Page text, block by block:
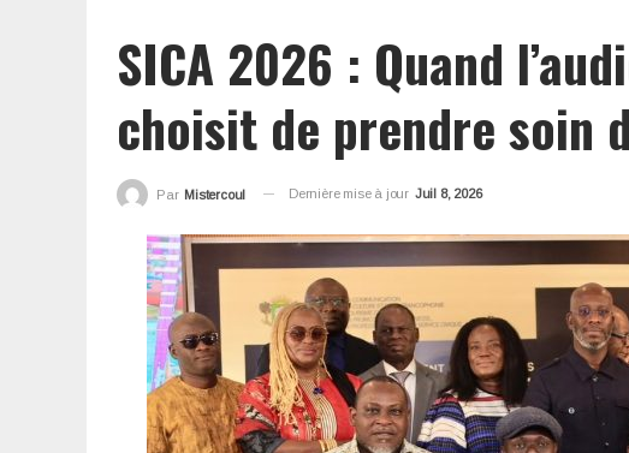
SICA 2026 : Quand
choisit de prendre soin
Par Mistercoul Dernière mise à jour Juil 8, 2026